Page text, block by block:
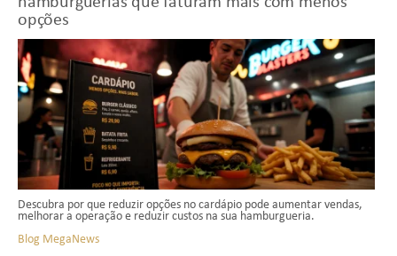
opções
Descubra por que reduzir opções no cardápio pode aumentar vendas,
melhorar a operação e reduzir custos na sua hamburgueria.
Blog MegaNews